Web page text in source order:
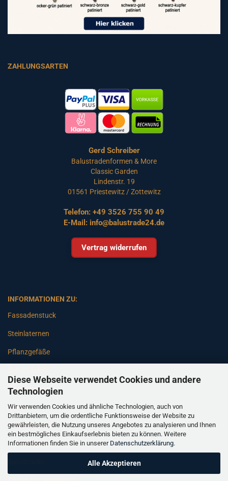
Diese Webseite verwendet Cookies und andere
Technologien
Wir verwenden Cookies und ähnliche Technologien, auch von
Drittanbietern, um die ordentliche Funktionsweise der Website zu
gewährleisten, die Nutzung unseres Angebotes zu analysieren und Ihnen
ein bestmögliches Einkaufserlebnis bieten zu können. Weitere
Informationen finden Sie in unserer Datenschutzerklärung.
Alle Akzeptieren
ZAHLUNGSARTEN
Gerd Schreiber
Balustradenformen & More
Classic Garden
Lindenstr. 19
01561 Priestewitz / Zottewitz
Telefon: +49 3526 755 90 49
E-Mail: info@balustrade24.de
Vertrag widerrufen
INFORMATIONEN ZU:
Fassadenstuck
Steinlaternen
Pflanzgefäße
Gartenbänke
Pfeiler
Gartenbrunnen
Gartenfiguren